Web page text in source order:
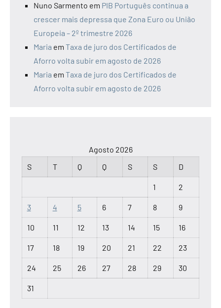
Nuno Sarmento em PIB Português continua a
crescer mais depressa que Zona Euro ou União
Europeia – 2º trimestre 2026
Maria em Taxa de juro dos Certificados de
Aforro volta subir em agosto de 2026
Maria em Taxa de juro dos Certificados de
Aforro volta subir em agosto de 2026
Agosto 2026
S
T Q Q S S D
1 2
3 4 5 6 7 8 9
10 11 12 13 14 15 16
17 18 19 20 21 22 23
24 25 26 27 28 29 30
31